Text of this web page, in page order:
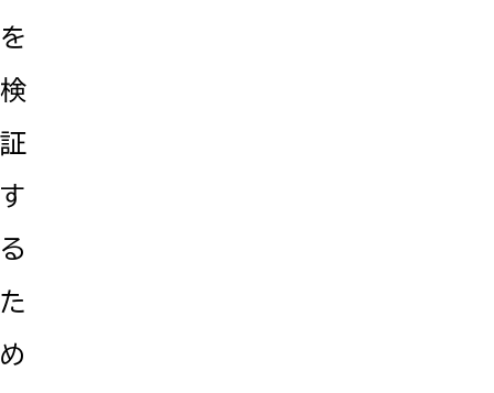
を
検
証
す
る
た
め